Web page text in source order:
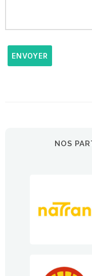
ENVOYER
NOS